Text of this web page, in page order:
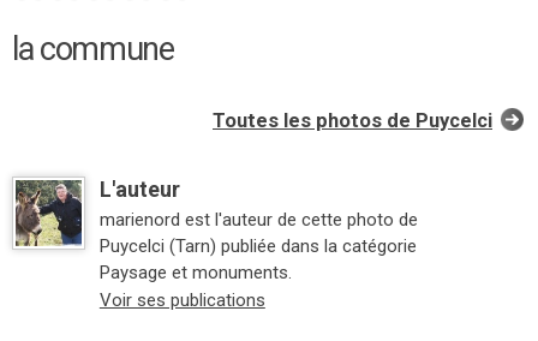
la commune
Toutes les photos de Puycelci
L'auteur
marienord est l'auteur de cette photo de
Puycelci (Tarn) publiée dans la catégorie
Paysage et monuments.
Voir ses publications